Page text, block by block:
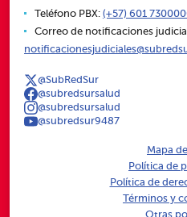
Teléfono PBX: (+57) 601
Correo de notificaciones
@SubRedSur
@subredsursalud
@subredsursalud
@subredsur9487
Mapa
Política de
Política de
Términos y
Otras